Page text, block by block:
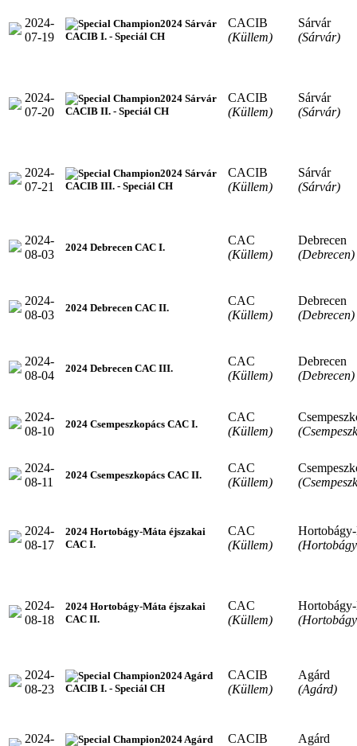
2024-
07-19
2024 Sárvár
CACIB I. - Speciál CH
CACIB
(Küllem)
Sárvár
(Sárvár)
2024-
07-20
2024 Sárvár
CACIB II. - Speciál CH
CACIB
(Küllem)
Sárvár
(Sárvár)
2024-
07-21
2024 Sárvár
CACIB III. - Speciál CH
CACIB
(Küllem)
Sárvár
(Sárvár)
2024-
08-03
2024 Debrecen CAC I.
CAC
(Küllem)
Debrecen
(Debrecen)
2024-
08-03
2024 Debrecen CAC II.
CAC
(Küllem)
Debrecen
(Debrecen)
2024-
08-04
2024 Debrecen CAC III.
CAC
(Küllem)
Debrecen
(Debrecen)
2024-
08-10
2024 Csempeszkopács CAC I.
CAC
(Küllem)
2024-
08-11
2024 Csempeszkopács CAC II.
CAC
(Küllem)
2024-
08-17
2024 Hortobágy-Máta éjszakai
CAC I.
CAC
(Küllem)
2024-
08-18
2024 Hortobágy-Máta éjszakai
CAC II.
CAC
(Küllem)
2024-
08-23
2024 Agárd
CACIB I. - Speciál CH
CACIB
(Küllem)
Agárd
(Agárd)
2024-
2024 Agárd
CACIB
Agárd